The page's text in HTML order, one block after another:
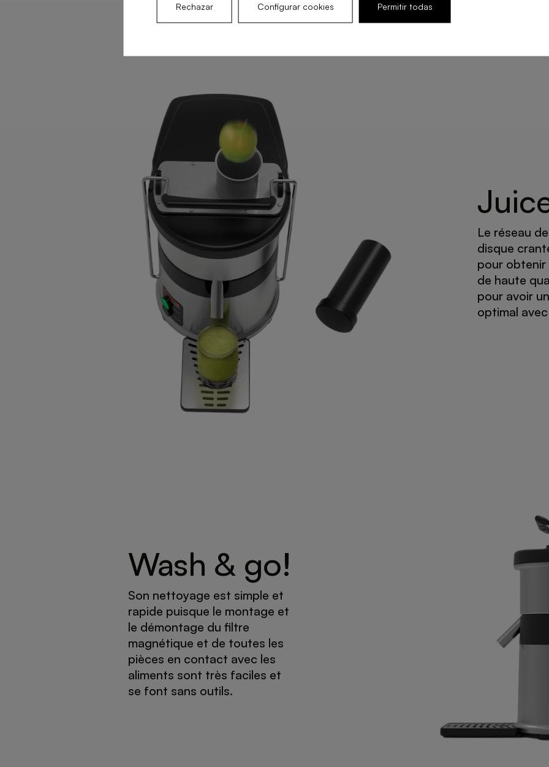
Le réseau
disque
pour
de haute
pour avoir
optimal
Wash & go!
Son nettoyage est simple et
rapide puisque le montage et
le démontage du filtre
magnétique et de toutes les
pièces en contact avec les
aliments sont très faciles et
se font sans outils.
Rechazar Configurar cookies Permitir todas